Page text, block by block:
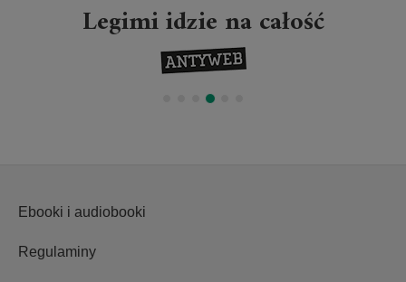
Legimi idzie na całość
Ebooki i audiobooki
Regulaminy